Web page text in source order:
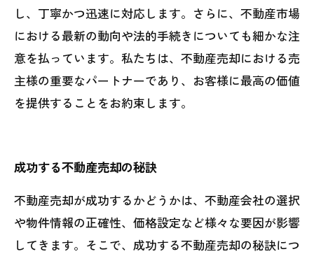
し、丁寧かつ迅速に対応します。さらに、不動産市場
における最新の動向や法的手続きについても細かな注
意を払っています。私たちは、不動産売却における売
主様の重要なパートナーであり、お客様に最高の価値
を提供することをお約束します。
成功する不動産売却の秘訣
不動産売却が成功するかどうかは、不動産会社の選択
や物件情報の正確性、価格設定など様々な要因が影響
してきます。そこで、成功する不動産売却の秘訣につ